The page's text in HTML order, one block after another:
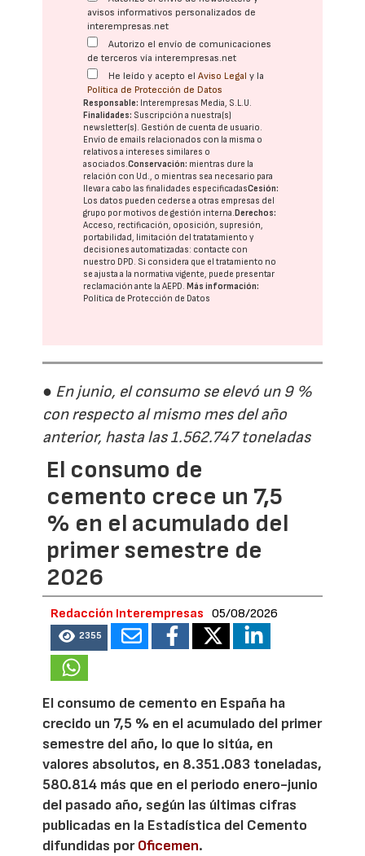
avisos informativos personalizados de
interempresas.net
Autorizo el envío de comunicaciones
de terceros vía interempresas.net
He leído y acepto elAviso Legal y la
Política de Protección de Datos
Responsable: Interempresas Media, S.L.U.
Finalidades: Suscripción a nuestra(s)
newsletter(s). Gestión de cuenta de usuario.
Envío de emails relacionados con la misma o
relativos a intereses similares o
asociados.Conservación: mientras dure la
relación con Ud., o mientras sea necesario para
llevar a cabo las finalidades especificadasCesión:
Los datos pueden cederse a otras empresas del
grupo por motivos de gestión interna. Derechos:
Acceso, rectificación, oposición, supresión,
portabilidad, limitación del tratatamiento y
decisiones automatizadas: contacte con
nuestro DPD. Si considera que el tratamiento no
se ajusta a la normativa vigente, puede presentar
reclamación ante laAEPD. Más información:
Política de Protección de Datos
● En junio, el consumo se elevó un 9 %
con respecto al mismo mes del año
anterior, hasta las 1.562.747 toneladas
El consumo de
cemento crece un 7,5
% en el acumulado del
primer semestre de
2026
Redacción Interempresas 05/08/2026
2355
El consumo de cemento en España ha
crecido un 7,5 % en el acumulado del primer
semestre del año, lo que lo sitúa, en
valores absolutos, en 8.351.083 toneladas,
580.814 más que en el periodo enero-junio
del pasado año, según las últimas cifras
publicadas en la Estadística del Cemento
difundidas porOficemen.